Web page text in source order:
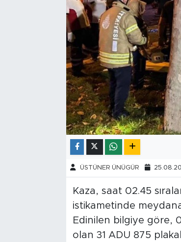
ÜSTÜNER ÜNÜGÜR
Kaza, saat 02.45
istikametinde
Edinilen bilgiye göre,
olan 31 ADU 875
Resmi İlanlar
Foto Şaka
Teknoloji